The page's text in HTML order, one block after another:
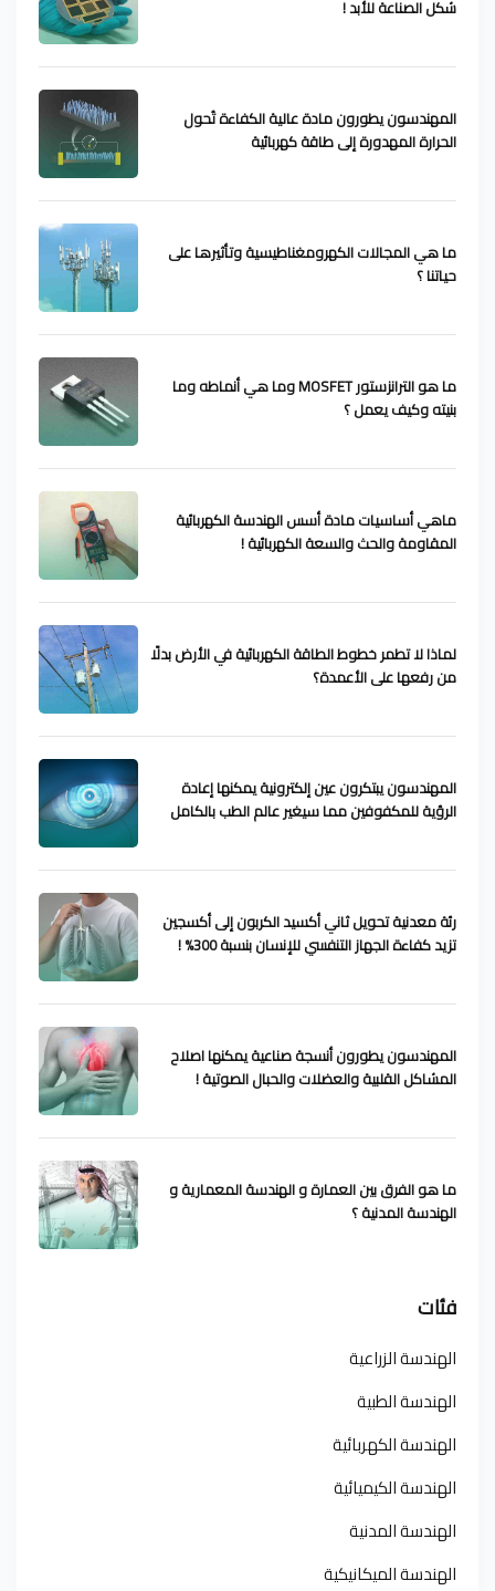
شكل الصناعة للأبد !
المهندسون يطورون مادة عالية الكفاءة تُحول
الحرارة المهدورة إلى طاقة كهربائية
ما هي المجالات الكهرومغناطيسية وتأثيرها على
حياتنا ؟
ما هو الترانزستور MOSFET وما هي أنماطه وما
بنيته وكيف يعمل ؟
ماهي أساسيات مادة أسس الهندسة الكهربائية
المقاومة والحث والسعة الكهربائية !
لماذا لا تطمر خطوط الطاقة الكهربائية في الأرض بدلًا
من رفعها على الأعمدة؟
المهندسون يبتكرون عين إلكترونية يمكنها إعادة
الرؤية للمكفوفين مما سيغير عالم الطب بالكامل
رئة معدنية تحويل ثاني أكسيد الكربون إلى أكسجين
تزيد كفاءة الجهاز التنفسي للإنسان بنسبة 300% !
المهندسون يطورون أنسجة صناعية يمكنها اصلاح
المشاكل القلبية والعضلات والحبال الصوتية !
ما هو الفرق بين العمارة و الهندسة المعمارية و
الهندسة المدنية ؟
فئات
الهندسة الزراعية
الهندسة الطبية
الهندسة الكهربائية
الهندسة الكيميائية
الهندسة المدنية
الهندسة الميكانيكية